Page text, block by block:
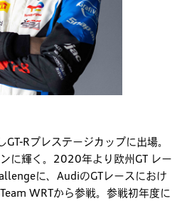
Rプレステージカップに出場。
に輝く。2020年より欧州GT レー
に、AudiのGTレースにおけ
WRTから参戦。参戦初年度に